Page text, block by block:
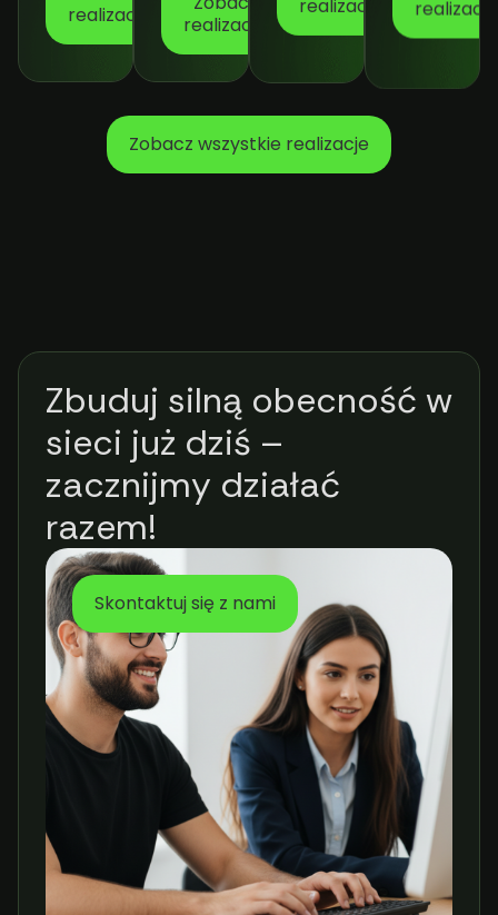
realizacę
realizację
Zobacz wszystkie realizacje
Zbuduj silną obecność w
sieci już dziś –
zacznijmy działać
razem!
Skontaktuj się z nami